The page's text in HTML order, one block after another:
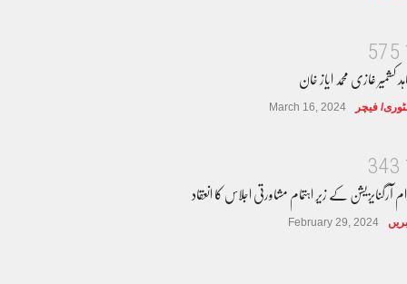
5
7
5
کشمیر غازی محمد ایاز خان
فیچر March 16, 2024
3
4
3
آرگنایزیشن کے زیر اہتمام مشاورتی اجلاس کا انعقاد
February 29, 2024